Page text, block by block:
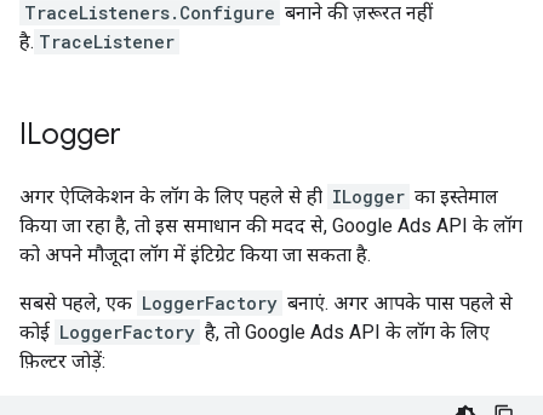
TraceListeners.Configure बनाने की ज़रूरत नहीं
है. TraceListener
ILogger
अगर ऐप्लिकेशन के लॉग के लिए पहले से ही ILogger का इस्तेमाल
किया जा रहा है, तो इस समाधान की मदद से, Google Ads API के लॉग
को अपने मौजूदा लॉग में इंटिग्रेट किया जा सकता है.
सबसे पहले, एक LoggerFactory बनाएं. अगर आपके पास पहले से
कोई LoggerFactory है, तो Google Ads API के लॉग के लिए
फ़िल्टर जोड़ें: